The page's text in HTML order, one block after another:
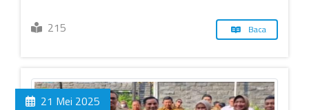
215 Baca
21 Mei 2025